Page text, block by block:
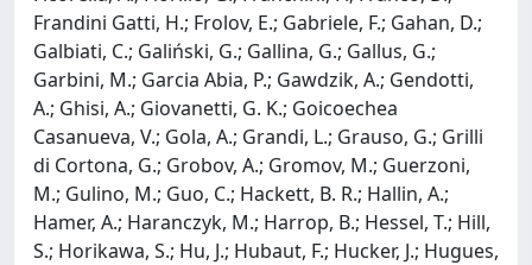
Frandini Gatti, H.; Frolov, E.; Gabriele, F.; Gahan, D.;
Galbiati, C.; Galiński, G.; Gallina, G.; Gallus, G.;
Garbini, M.; Garcia Abia, P.; Gawdzik, A.; Gendotti,
A.; Ghisi, A.; Giovanetti, G. K.; Goicoechea
Casanueva, V.; Gola, A.; Grandi, L.; Grauso, G.; Grilli
di Cortona, G.; Grobov, A.; Gromov, M.; Guerzoni,
M.; Gulino, M.; Guo, C.; Hackett, B. R.; Hallin, A.;
Hamer, A.; Haranczyk, M.; Harrop, B.; Hessel, T.; Hill,
S.; Horikawa, S.; Hu, J.; Hubaut, F.; Hucker, J.; Hugues,